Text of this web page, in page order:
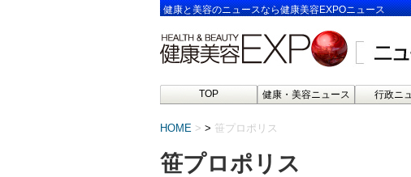
健康と美容のニュースなら健康美容EXPOニュース
TOP 健康・美容ニュース 行政ニ
HOME > 笹プロポリス
笹プロポリス